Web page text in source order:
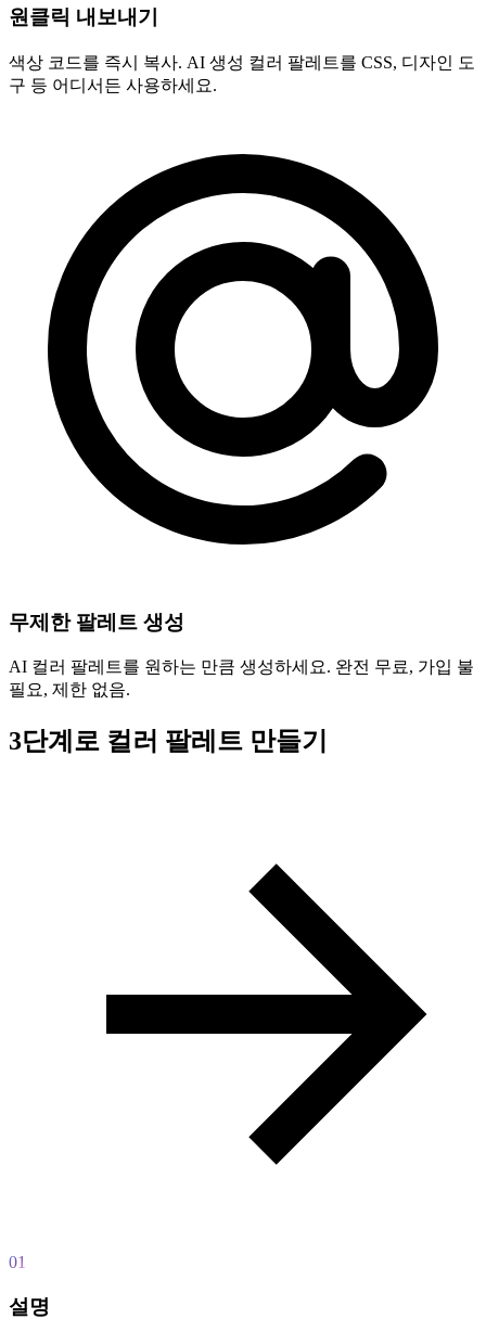
원클릭 내보내기
색상 코드를 즉시 복사. AI 생성 컬러 팔레트를 CSS, 디자인 도
구 등 어디서든 사용하세요.
무제한 팔레트 생성
AI 컬러 팔레트를 원하는 만큼 생성하세요. 완전 무료, 가입 불
필요, 제한 없음.
3단계로 컬러 팔레트 만들기
01
설명